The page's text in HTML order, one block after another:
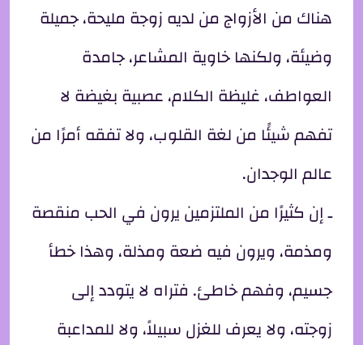
هناك من الأزواج من لديه زوجة مليحة، جميلة
وضيئة، ولكنها خاوية المشاعر، جامدة
العواطف، غليظة الكلام، عصبية بغيضة لا
تفهم شيئًا من لغة القلوب، ولا تفقه أمرًا من
عالم الوجدان.
ـ إن كثيرًا من الملتزمين يرون في الحب منقصة
ومذمة، ويرون فيه ضعة ومذلة، وهذا خطأ
جسيم، وفهم خاطئ. فتراه لا يتودد إلى
زوجته، ولا يعرف للغزل سبيلاً، ولا للمداعبة